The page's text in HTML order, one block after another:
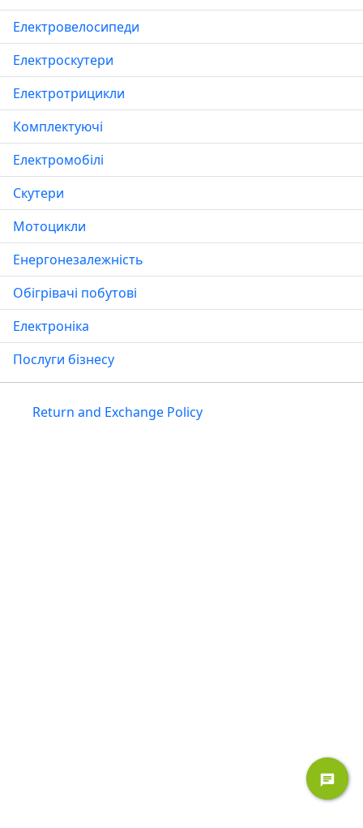
Електровелосипеди
Електроскутери
Електротрицикли
Комплектуючі
Електромобілі
Скутери
Мотоцикли
Енергонезалежність
Обігрівачі побутові
Електроніка
Послуги бізнесу
Return and Exchange Policy